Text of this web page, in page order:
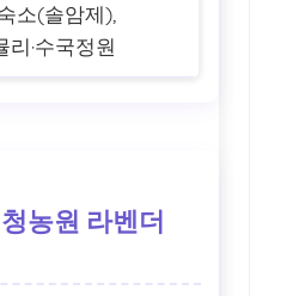
소(솔암제),
리·수국정원
농원 라벤더